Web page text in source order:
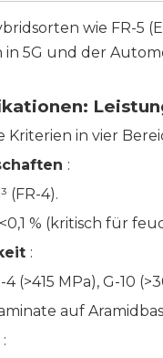
wie FR-5
in 5G und der
Kriterien in vier
:
(FR-4).
% (kritisch für
:
(>415 MPa), G-10
auf
: